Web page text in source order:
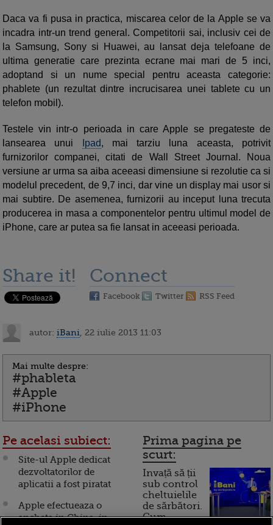
Daca va fi pusa in practica, miscarea celor de la Apple se va
incadra intr-un trend general. Competitorii sai, inclusiv cei de
la Samsung, Sony si Huawei, au lansat deja telefoane de
ultima generatie care prezinta ecrane mai mari de 5 inci,
adoptand si un nume special pentru aceasta categorie:
phablete (un rezultat dintre incrucisarea unei tablete cu un
telefon mobil).
Testele vin intr-o perioada in care Apple se pregateste de
lansearea unui
Ipad, mai tarziu luna aceasta, potrivit
furnizorilor companei, citati de Wall Street Journal. Noua
versiune ar urma sa aiba aceeasi dimensiune si rezolutie ca si
modelul precedent, de 9,7 inci, dar vine un display mai usor si
mai subtire. De asemenea, furnizorii au inceput luna trecuta
producerea in masa a componentelor pentru ultimul model de
iPhone, care ar putea sa fie lansat in aceeasi perioada.
Share it! Connect
Facebook Twitter RSS Feed
autor: iBani , 22 iulie 2013 11:03
Mai multe despre:
#phableta
#Apple
#iPhone
Pe acelasi subiect:
Site-ul Apple dedicat
dezvoltatorilor de
aplicatii a fost piratat
Apple efectueaza o
ancheta in China, in
Prima pagina pe
scurt:
Invață să ții
sub control
cheltuielile
de sărbători.
Cum